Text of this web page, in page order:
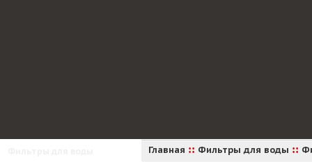
Главная :: Фильтры для воды ::